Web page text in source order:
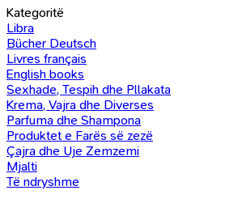
Kategoritë
Libra
Bücher Deutsch
Livres français
English books
Sexhade, Tespih dhe Pllakata
Krema, Vajra dhe Diverses
Parfuma dhe Shampona
Produktet e Farës së zezë
Çajra dhe Uje Zemzemi
Mjalti
Të ndryshme